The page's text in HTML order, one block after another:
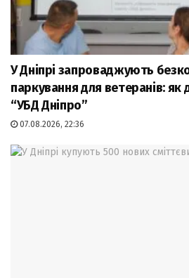
У Дніпрі запроваджують
паркування для ветеранів: як
“УБД Дніпро”
07.08.2026, 22:36